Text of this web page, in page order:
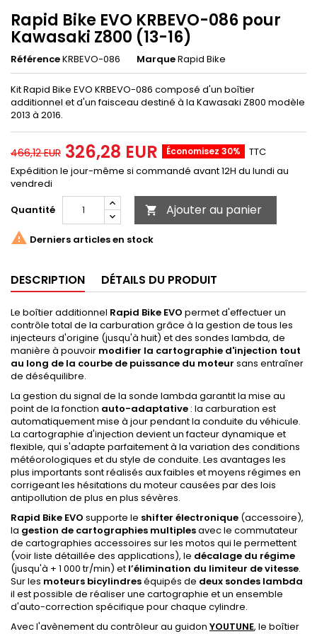
Rapid Bike EVO KRBEVO-086 pour
Kawasaki Z800 (13-16)
RéférenceKRBEVO-086 MarqueRapid Bike
Kit Rapid Bike EVO KRBEVO-086 composé d'un boîtier
additionnel et d'un faisceau destiné à la Kawasaki Z800 modèle
2013 à 2016.
466,12 EUR 326,28 EUR Économisez 30%
TTC
Expédition le jour-même si commandé avant 12H du lundi au
vendredi
Quantité
 Ajouter au panier
 Derniers articles en stock
DESCRIPTION DÉTAILS DU PRODUIT
Le boîtier additionnel Rapid Bike EVO permet d'effectuer un
contrôle total de la carburation grâce à la gestion de tous les
injecteurs d'origine (jusqu'à huit) et des sondes lambda, de
manière à pouvoir modifier la cartographie d'injection tout
au long de la courbe de puissance du moteur sans entraîner
de déséquilibre.
La gestion du signal de la sonde lambda garantit la mise au
point de la fonction auto-adaptative : la carburation est
automatiquement mise à jour pendant la conduite du véhicule.
La cartographie d'injection devient un facteur dynamique et
flexible, qui s'adapte parfaitement à la variation des conditions
météorologiques et du style de conduite. Les avantages les
plus importants sont réalisés aux faibles et moyens régimes en
corrigeant les hésitations du moteur causées par des lois
antipollution de plus en plus sévères.
Rapid Bike EVO supporte le shifter électronique (accessoire),
la gestion de cartographies multiplesavec le commutateur
de cartographies accessoires sur les motos qui le permettent
(voir liste détaillée des applications), le décalage du régime
(jusqu'à + 1 000 tr/min) et l’élimination du limiteur de vitesse.
Sur les moteurs bicylindreséquipés de deux sondes lambda
il est possible de réaliser une cartographie et un ensemble
d'auto-correction spécifique pour chaque cylindre.
Avec l'avènement du contrôleur au guidon YOUTUNE, le boîtier